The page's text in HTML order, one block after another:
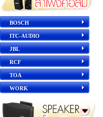
BOSCH
ITC-AUDIO
JBL
RCF
TOA
WORK